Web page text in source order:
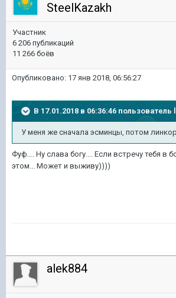
SteelKazakh
Участник
6 206 публикаций
11 266 боёв
Опубликовано: 17 янв 2018, 06:56:27
В 17.01.2018 в 06:36:46 пользователь
У меня же сначала эсминцы, потом
Фуф.... Ну слава богу.... Если встречу тебя в
этом... Может и выживу))))
alek884